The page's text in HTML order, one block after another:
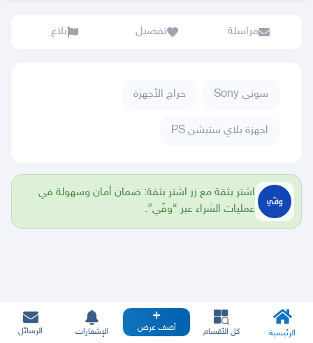
مراسلة تفضيل بلاغ
سوني Sony حراج الأجهزة
اجهزة بلاي ستيشن PS
اشتر بثقة مع زر اشتر بثقة: ضمان أمان وسهولة في
عمليات الشراء عبر “وفّي”.
الرئيسية كل الأقسام أضف عرض الإشعارات الرسائل